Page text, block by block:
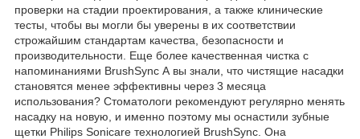
проверки на стадии проектирования, а также клинические
тесты, чтобы вы могли бы уверены в их соответствии
строжайшим стандартам качества, безопасности и
производительности. Еще более качественная чистка с
напоминаниями BrushSync А вы знали, что чистящие насадки
становятся менее эффективны через 3 месяца
использования? Стоматологи рекомендуют регулярно менять
насадку на новую, и именно поэтому мы оснастили зубные
щетки Philips Sonicare технологией BrushSync. Она